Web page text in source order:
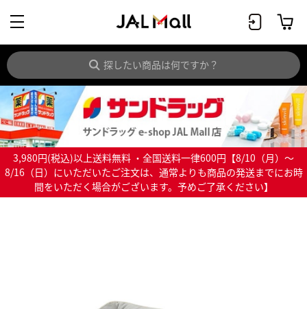
3,980円(税込)以上送料無料 ・全国送料一律600円【8/10（月）～
8/16（日）にいただいたご注文は、通常よりも商品の発送までにお時
間をいただく場合がございます。予めご了承ください】